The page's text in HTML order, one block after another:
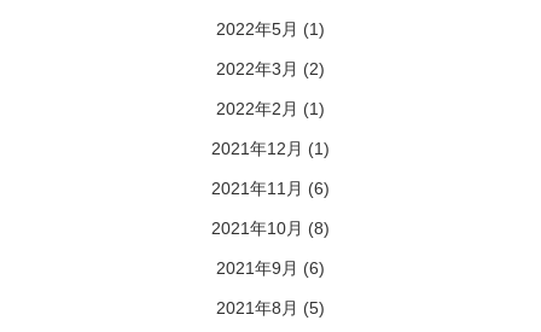
2022年5月 (1)
2022年3月 (2)
2022年2月 (1)
2021年12月 (1)
2021年11月 (6)
2021年10月 (8)
2021年9月 (6)
2021年8月 (5)